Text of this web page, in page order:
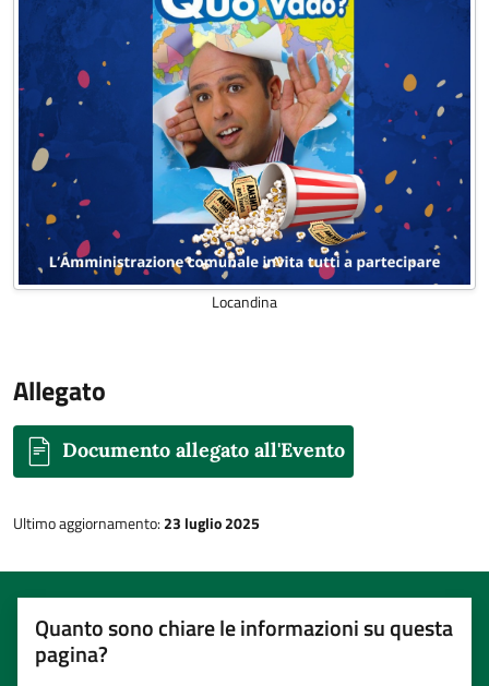
Locandina
Allegato
Documento allegato all'Evento
Ultimo aggiornamento: 23 luglio 2025
Quanto sono chiare le informazioni su questa
pagina?